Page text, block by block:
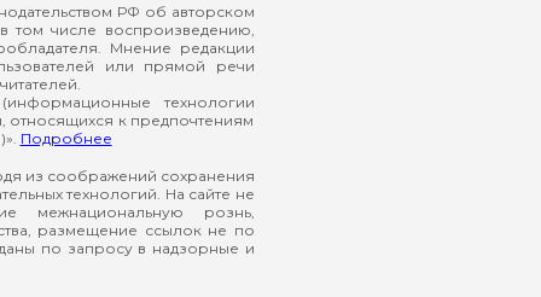
РФ об авторском
числе воспроизведению,
Мнение редакции
или прямой речи
технологии
относящихся к предпочтениям
Подробнее
из соображений сохранения
технологий. На сайте не
межнациональную рознь,
размещение ссылок не по
по запросу в надзорные и